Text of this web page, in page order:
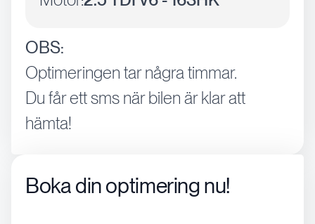
OBS:
Optimeringen tar några timmar.
Du får ett sms när bilen är klar att
hämta!
Boka din optimering nu!